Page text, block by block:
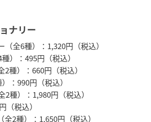
ナリー
全6種）：1,320円（税込）
）：495円（税込）
種）：660円（税込）
：990円（税込）
種）：1,980円（税込）
（税込）
2種）：1,650円（税込）